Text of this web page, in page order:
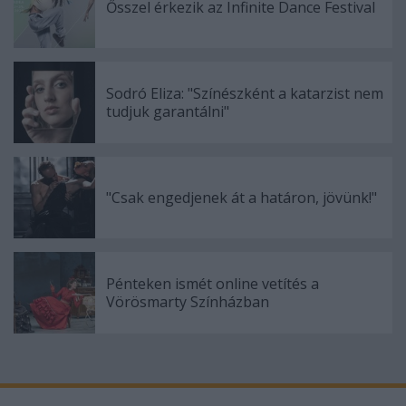
Ősszel érkezik az Infinite Dance Festival
Sodró Eliza: "Színészként a katarzist nem
tudjuk garantálni"
"Csak engedjenek át a határon, jövünk!"
Pénteken ismét online vetítés a
Vörösmarty Színházban